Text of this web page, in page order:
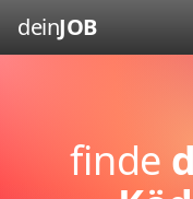
deinJOB
finde